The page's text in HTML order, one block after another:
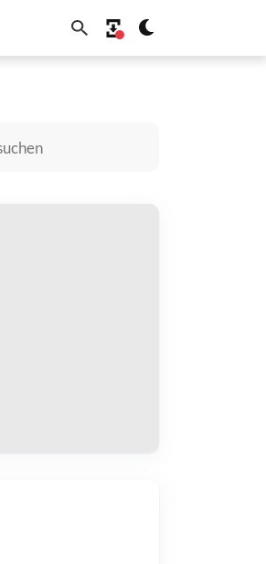
Litecoin